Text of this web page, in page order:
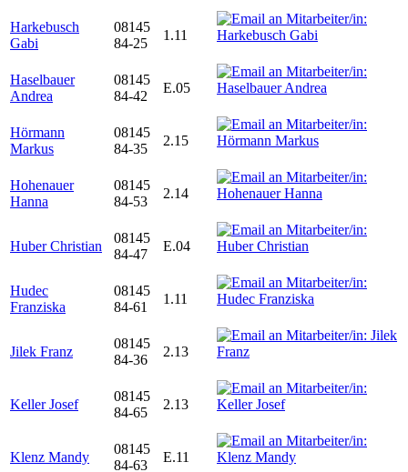
Harkebusch
Gabi
08145
84-25
1.11
Haselbauer
Andrea
08145
84-42
E.05
Hörmann
Markus
08145
84-35
2.15
Hohenauer
Hanna
08145
84-53
2.14
Huber Christian
08145
84-47
E.04
Hudec
Franziska
08145
84-61
1.11
Jilek Franz
08145
84-36
2.13
Keller Josef
08145
84-65
2.13
Klenz Mandy
08145
84-63
E.11